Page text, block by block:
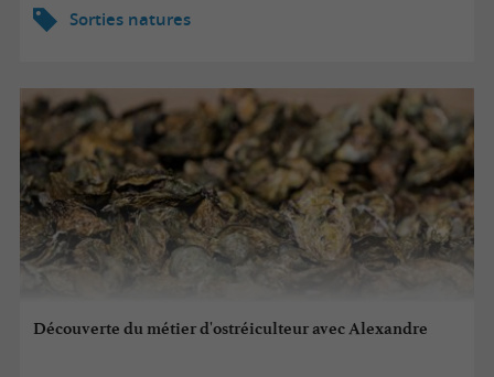
Sorties natures
Découverte du métier d'ostréiculteur avec Alexandre